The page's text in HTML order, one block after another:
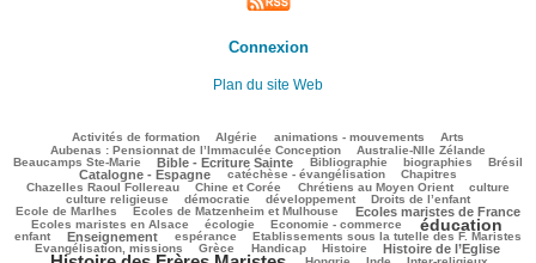
Connexion
Plan du site Web
Activités de formation Algérie animations - mouvements Arts
Aubenas : Pensionnat de l’Immaculée Conception
48/3053 Australie-Nlle Zélande
83/3053
Beaucamps Ste-Marie
799/3053 Bible - Ecriture Sainte
82/3053 Bibliographie
566/3053 biographies
109/3053 Brésil
829/3053
Catalogne - Espagne catéchèse - évangélisation Chapitres
Chazelles Raoul Follereau
140/3053 Chine et Corée
216/3053 Chrétiens au Moyen Orient
469/3053 culture
45/3053
culture religieuse
démocratie développement Droits de l’enfant
Ecole de Marlhes
122/3053 Ecoles de Matzenheim et Mulhouse
902/3053 Ecoles maristes de France
215/3053
Ecoles maristes en Alsace
531/3053 écologie
192/3053 Economie - commerce
1768/3053 éducation
174/3053
enfant
831/3053 Enseignement
247/3053 espérance
48/3053 Etablissements sous la tutelle des F. Maristes
302/3053
Evangélisation, missions
625/3053 Grèce
132/3053 Handicap
302/3053 Histoire
776/3053 Histoire de l’Eglise
2038/3053
156/3053
202/3053
181/3053